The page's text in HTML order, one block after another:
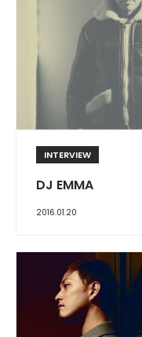
INTERVIEW
DJ EMMA
2016.01.20